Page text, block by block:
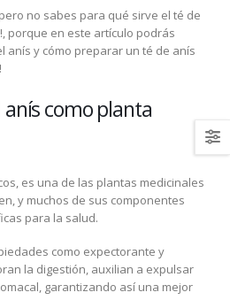
no sabes para qué sirve el té de
porque en este artículo podrás
anís y cómo preparar un té de anís
anís como planta
es una de las plantas medicinales
y muchos de sus componentes
para la salud.
como expectorante y
la digestión, auxilian a expulsar
garantizando así una mejor